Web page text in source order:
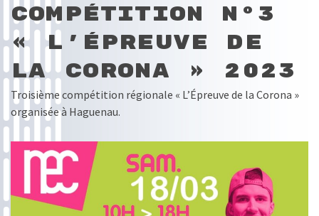
Compétition N°3
« L’Épreuve de
la Corona » 2023
Troisième compétition régionale « L’Épreuve de la Corona »
organisée à Haguenau.